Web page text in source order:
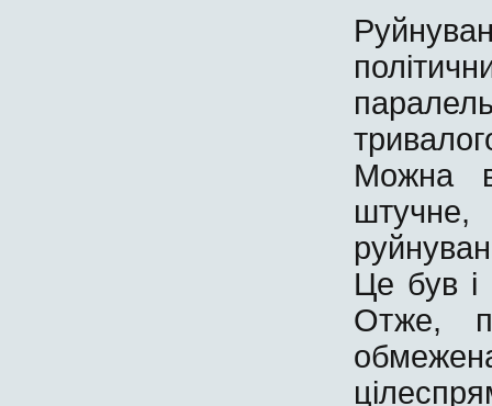
Можна
Це був і
Отже,